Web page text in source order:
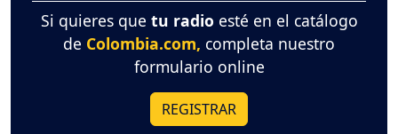
Si quieres que tu radio esté en el catálogo
de Colombia.com, completa nuestro
formulario online
REGISTRAR